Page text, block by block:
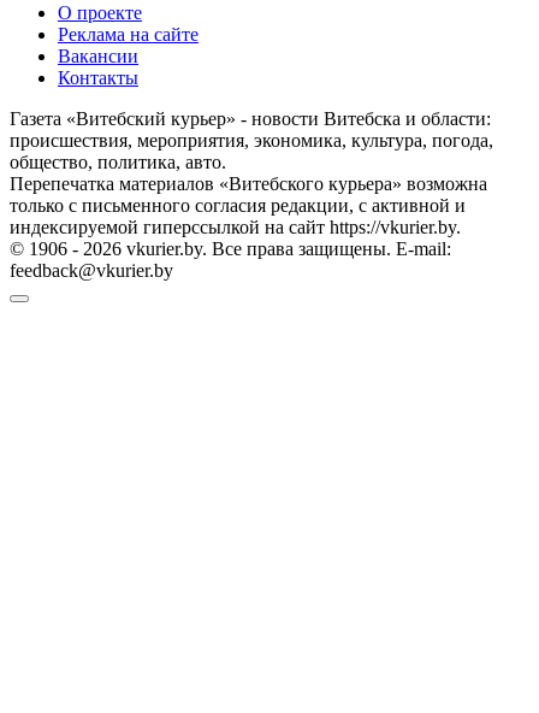
О проекте
Реклама на сайте
Вакансии
Контакты
Газета «Витебский курьер» - новости Витебска и области:
происшествия, мероприятия, экономика, культура, погода,
общество, политика, авто.
Перепечатка материалов «Витебского курьера» возможна
только с письменного согласия редакции, с активной и
индексируемой гиперссылкой на сайт https://vkurier.by.
© 1906 - 2026 vkurier.by. Все права защищены. E-mail:
feedback@vkurier.by